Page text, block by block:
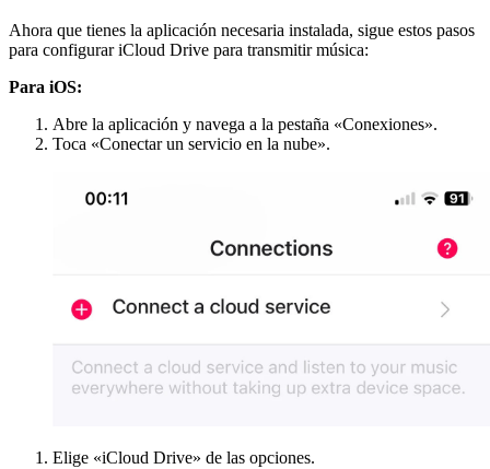
Ahora que tienes la aplicación necesaria instalada, sigue estos pasos
para configurar iCloud Drive para transmitir música:
Para iOS:
Abre la aplicación y navega a la pestaña «Conexiones».
Toca «Conectar un servicio en la nube».
Elige «iCloud Drive» de las opciones.